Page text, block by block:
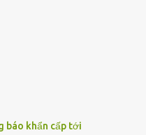
báo khẩn cấp tới